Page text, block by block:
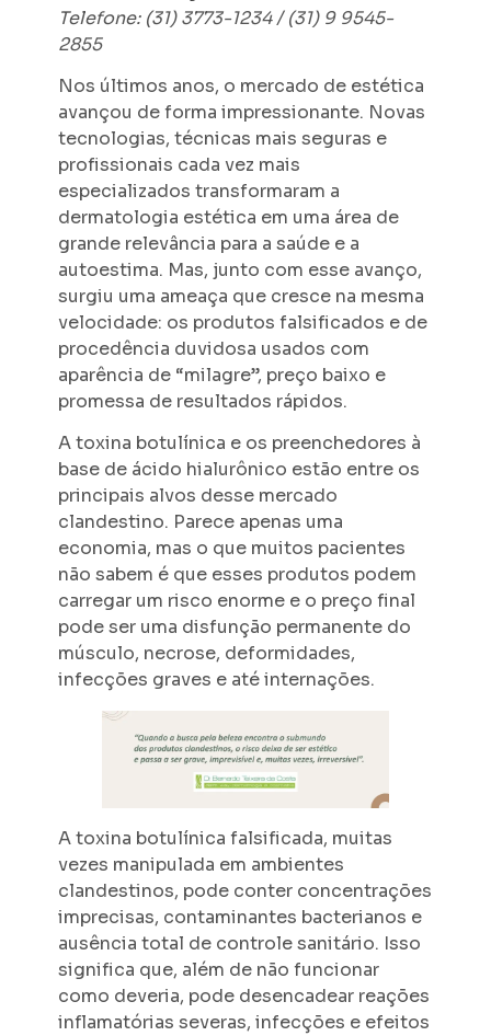
Telefone: (31) 3773-1234 / (31) 9 9545-
2855
Nos últimos anos, o mercado de estética
avançou de forma impressionante. Novas
tecnologias, técnicas mais seguras e
profissionais cada vez mais
especializados transformaram a
dermatologia estética em uma área de
grande relevância para a saúde e a
autoestima. Mas, junto com esse avanço,
surgiu uma ameaça que cresce na mesma
velocidade: os produtos falsificados e de
procedência duvidosa usados com
aparência de “milagre”, preço baixo e
promessa de resultados rápidos.
A toxina botulínica e os preenchedores à
base de ácido hialurônico estão entre os
principais alvos desse mercado
clandestino. Parece apenas uma
economia, mas o que muitos pacientes
não sabem é que esses produtos podem
carregar um risco enorme e o preço final
pode ser uma disfunção permanente do
músculo, necrose, deformidades,
infecções graves e até internações.
A toxina botulínica falsificada, muitas
vezes manipulada em ambientes
clandestinos, pode conter concentrações
imprecisas, contaminantes bacterianos e
ausência total de controle sanitário. Isso
significa que, além de não funcionar
como deveria, pode desencadear reações
inflamatórias severas, infecções e efeitos